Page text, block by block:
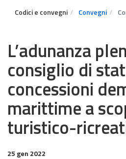
Codici e convegni Convegni
L’adunanza
consiglio di
concessioni
marittime a
turistico-
25 gen 2022